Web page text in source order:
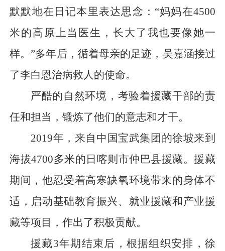
默默地在日记本里表达思念：“妈妈在4500
米的高原上当医生，长大了我也要像她一
样。”多年后，循着母亲的足迹，吴嘉涵接过
了李白恩治病救人的使命。
严酷的自然环境，考验着援藏干部的责
任和担当，锻炼了他们的意志和才干。
2019年，来自中国宝武集团的徐坡来到
海拔4700多米的日喀则市仲巴县援藏。援藏
期间，他忍受着高寒缺氧环境带来的身体不
适，启动基础教育振兴、就业援藏和产业援
藏等项目，作出了积极贡献。
援藏3年期结束后，根据组织安排，徐